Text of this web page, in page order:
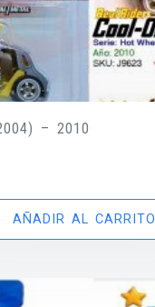
– 2010
AÑADIR AL CARRITO